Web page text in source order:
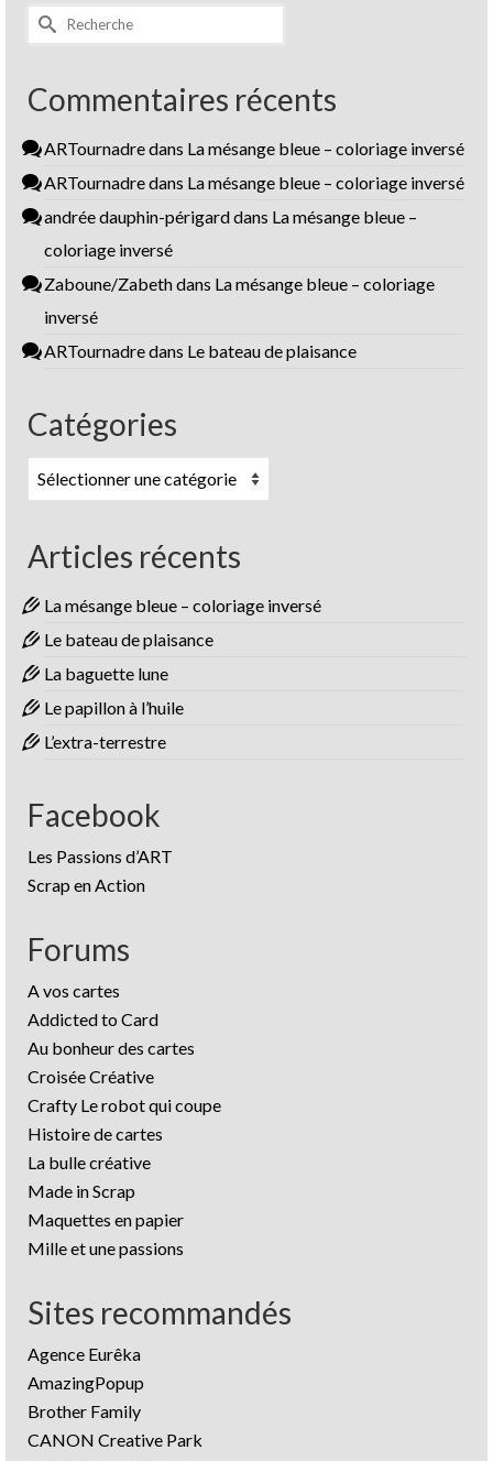
Rechercher :
Commentaires récents
ARTournadredans La mésange bleue – coloriage inversé
ARTournadredans La mésange bleue – coloriage inversé
andrée dauphin-périgarddans La mésange bleue –
coloriage inversé
Zaboune/Zabethdans La mésange bleue – coloriage
inversé
ARTournadredans Le bateau de plaisance
Catégories
Catégories
Articles récents
La mésange bleue – coloriage inversé
Le bateau de plaisance
La baguette lune
Le papillon à l’huile
L’extra-terrestre
Facebook
Les Passions d’ART
Scrap en Action
Forums
A vos cartes
Addicted to Card
Au bonheur des cartes
Croisée Créative
Crafty Le robot qui coupe
Histoire de cartes
La bulle créative
Made in Scrap
Maquettes en papier
Mille et une passions
Sites recommandés
Agence Eurêka
AmazingPopup
Brother Family
CANON Creative Park